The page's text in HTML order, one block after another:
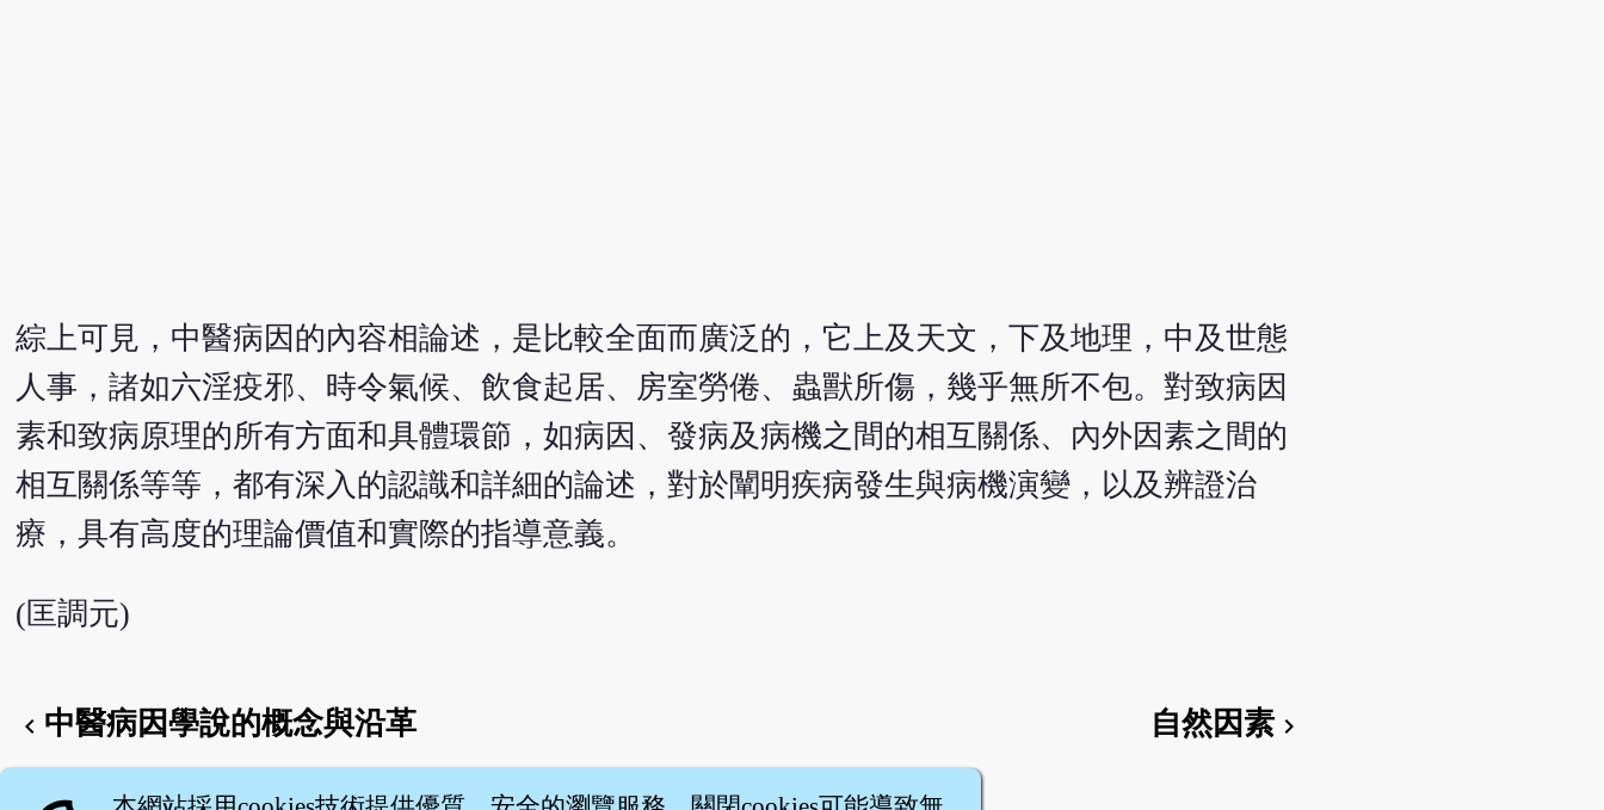
綜上可見，中醫病因的內容相論述，是比較全面而廣泛的，它上及天文，下及地理，中及世態
人事，諸如六淫疫邪、時令氣候、飲食起居、房室勞倦、蟲獸所傷，幾乎無所不包。對致病因
素和致病原理的所有方面和具體環節，如病因、發病及病機之間的相互關係、內外因素之間的
相互關係等等，都有深入的認識和詳細的論述，對於闡明疾病發生與病機演變，以及辨證治
療，具有高度的理論價值和實際的指導意義。
(匡調元)
chevron_left 中醫病因學說的概念與沿革 自然因素chevron_right